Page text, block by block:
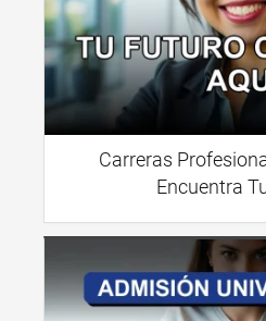
Carreras
Encuentra